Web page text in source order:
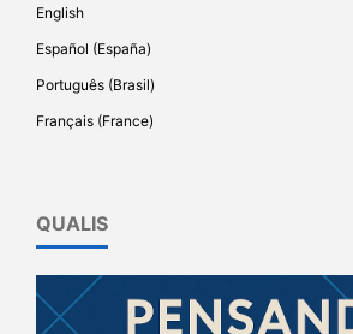
English
Español (España)
Português (Brasil)
Français (France)
QUALIS